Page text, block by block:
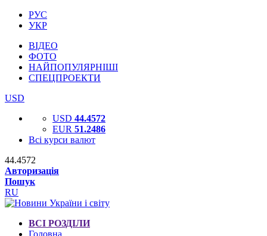
РУС
УКР
ВІДЕО
ФОТО
НАЙПОПУЛЯРНІШІ
СПЕЦПРОЕКТИ
USD
USD 44.4572
EUR 51.2486
Всі курси валют
44.4572
Авторизація
Пошук
RU
ВСІ РОЗДІЛИ
Головна